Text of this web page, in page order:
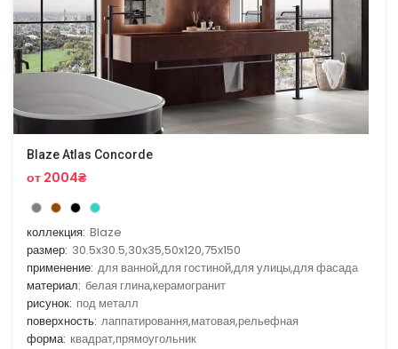
Blaze Atlas Concorde
от 2004₴
коллекция: Blaze
размер: 30.5x30.5,30x35,50x120,75x150
применение: для ванной,для гостиной,для улицы,для фасада
материал: белая глина,керамогранит
рисунок: под металл
поверхность: лаппатировання,матовая,рельефная
форма: квадрат,прямоугольник